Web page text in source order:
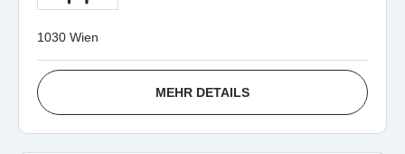
1030 Wien
MEHR DETAILS